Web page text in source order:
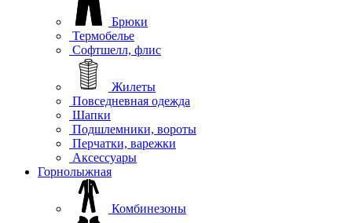
Брюки
Термобелье
Софтшелл, флис
Жилеты
Повседневная одежда
Шапки
Подшлемники, вороты
Перчатки, варежки
Аксессуары
Горнолыжная
Комбинезоны